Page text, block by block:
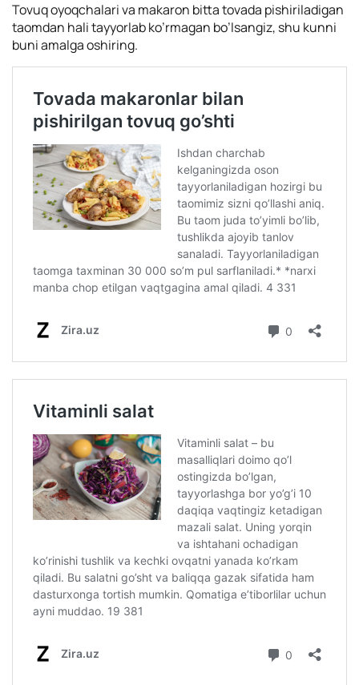
Tovuq oyoqchalari va makaron bitta tovada pishiriladigan
taomdan hali tayyorlab ko’rmagan bo’lsangiz, shu kunni
buni amalga oshiring.